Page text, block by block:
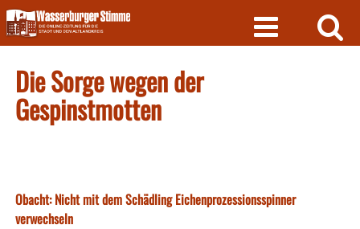
Skip
to
content
Die Sorge wegen der
Gespinstmotten
Obacht: Nicht mit dem Schädling Eichenprozessionsspinner
verwechseln